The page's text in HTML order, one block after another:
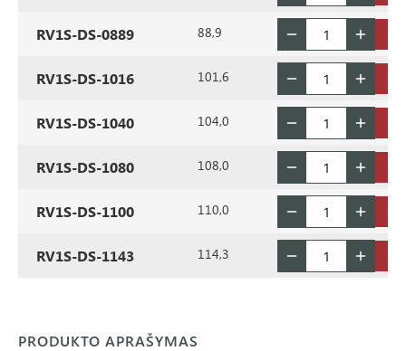
RV1S-DS-0889 88,9
RV1S-DS-1016 101,6
RV1S-DS-1040 104,0
RV1S-DS-1080 108,0
RV1S-DS-1100 110,0
RV1S-DS-1143 114,3
PRODUKTO APRAŠYMAS